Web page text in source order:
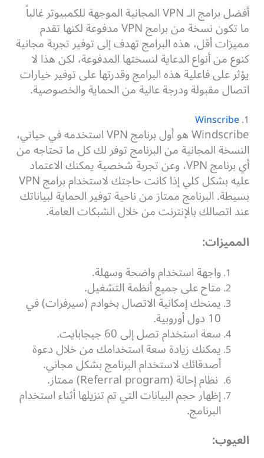
أفضل برامج الـ VPN المجانية الموجهة للكمبيوتر غالباً
ما تكون نسخة من برامج VPN مدفوعة لكنها تقدم
مميزات أقل، هذه البرامج تهدف إلى توفير تجربة مجانية
كنوع من أنواع الدعاية لنسختها المدفوعة، لكن هذا لا
يؤثر على فاعلية هذه البرامج وقدرتها على توفير خيارات
اتصال مقبولة ودرجة عالية من الحماية والخصوصية.
1.
Winscribe
Windscribe هو أول برنامج VPN استخدمه في حياتي،
النسخة المجانية من البرنامج توفر لك كل ما تحتاجه من
أي برنامج VPN، وعن تجربة شخصية يمكنك الاعتماد
عليه بشكل كلي إذا كانت حاجتك لاستخدام برامج VPN
بسيطة. البرنامج ممتاز من ناحية توفير الحماية لبياناتك
عند اتصالك بالإنترنت من خلال الشبكات العامة.
المميزات:
واجهة استخدام واضحة وسهلة.
متاح على جميع أنظمة التشغيل.
يمنحك إمكانية الاتصال بخوادم (سيرفرات) في
10 دول أوروبية.
سعة استخدام تصل إلى 60 جيجابايت.
يمكنك زيادة سعة استخدامك من خلال دعوة
أصدقائك لاستخدام البرنامج بشكل مجاني.
نظام إحالة (Referral program) ممتاز.
إظهار حجم البيانات التي تم تنزيلها أثناء استخدام
البرنامج.
العيوب: